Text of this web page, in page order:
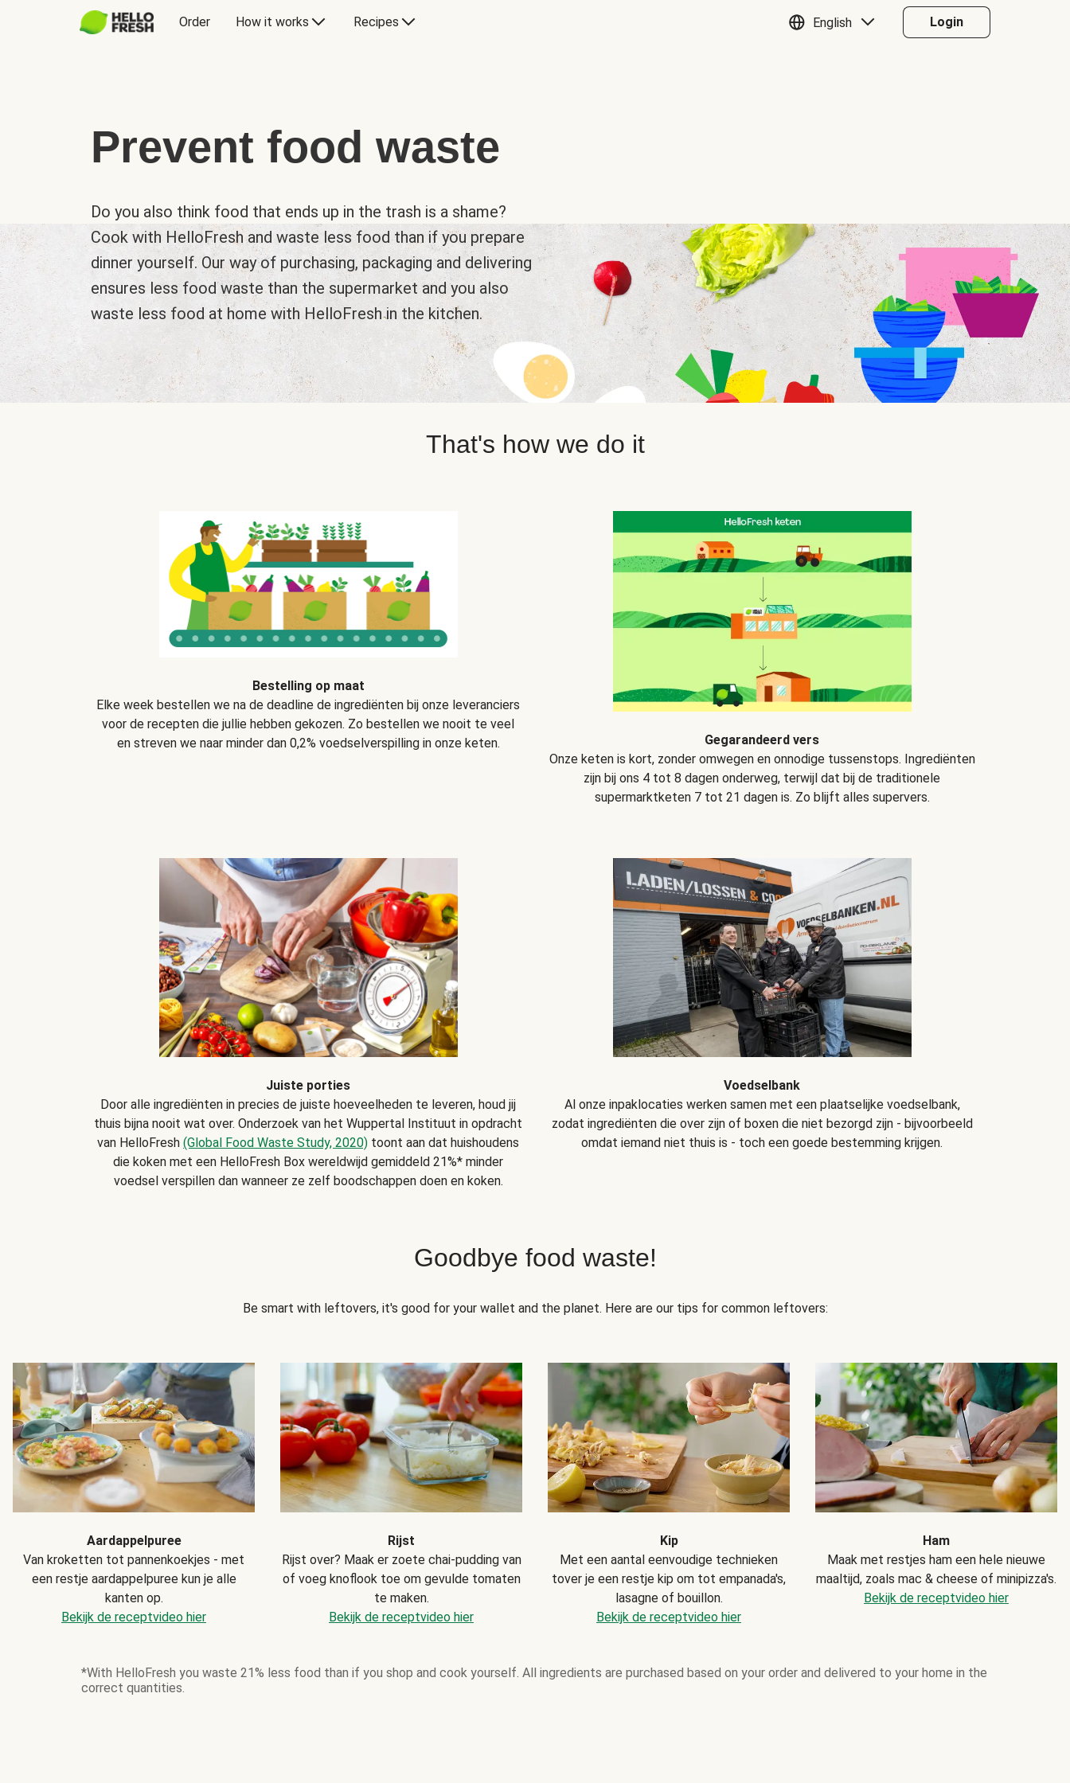
Order How it works Recipes English Login
Prevent food waste
Do you also think food that ends up in the trash is a shame?
Cook with HelloFresh and waste less food than if you prepare
dinner yourself. Our way of purchasing, packaging and delivering
ensures less food waste than the supermarket and you also
waste less food at home with HelloFresh in the kitchen.
That's how we do it
Bestelling op maat
Elke week bestellen we na de deadline de ingrediënten bij onze leveranciers
voor de recepten die jullie hebben gekozen. Zo bestellen we nooit te veel
en streven we naar minder dan 0,2% voedselverspilling in onze keten.
Gegarandeerd vers
Onze keten is kort, zonder omwegen en onnodige tussenstops. Ingrediënten
zijn bij ons 4 tot 8 dagen onderweg, terwijl dat bij de traditionele
supermarktketen 7 tot 21 dagen is. Zo blijft alles supervers.
Juiste porties
Door alle ingrediënten in precies de juiste hoeveelheden te leveren, houd jij
thuis bijna nooit wat over. Onderzoek van het Wuppertal Instituut in opdracht
van HelloFresh (Global Food Waste Study, 2020) toont aan dat huishoudens
die koken met een HelloFresh Box wereldwijd gemiddeld 21%* minder
voedsel verspillen dan wanneer ze zelf boodschappen doen en koken.
Voedselbank
Al onze inpaklocaties werken samen met een plaatselijke voedselbank,
zodat ingrediënten die over zijn of boxen die niet bezorgd zijn - bijvoorbeeld
omdat iemand niet thuis is - toch een goede bestemming krijgen.
Goodbye food waste!
Be smart with leftovers, it's good for your wallet and the planet. Here are our tips for common leftovers:
Aardappelpuree
Van kroketten tot pannenkoekjes - met
een restje aardappelpuree kun je alle
kanten op.
Bekijk de receptvideo hier
Rijst
Rijst over? Maak er zoete chai-pudding van
of voeg knoflook toe om gevulde tomaten
te maken.
Bekijk de receptvideo hier
Kip
Met een aantal eenvoudige technieken
tover je een restje kip om tot empanada's,
lasagne of bouillon.
Bekijk de receptvideo hier
Ham
Maak met restjes ham een hele nieuwe
maaltijd, zoals mac & cheese of minipizza's.
Bekijk de receptvideo hier
*With HelloFresh you waste 21% less food than if you shop and cook yourself. All ingredients are purchased based on your order and delivered to your home in the
correct quantities.